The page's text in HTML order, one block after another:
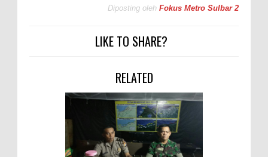
Diposting oleh Fokus Metro Sulbar 2
LIKE TO SHARE?
RELATED